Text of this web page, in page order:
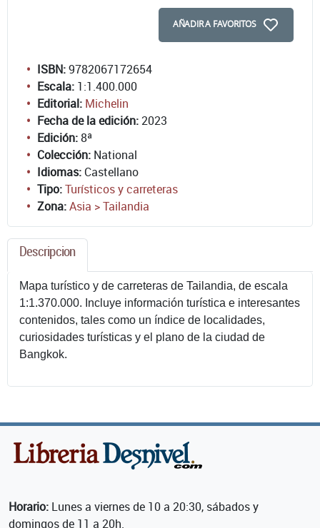
AÑADIR A FAVORITOS
ISBN:9782067172654
Escala: 1:1.400.000
Editorial: Michelin
Fecha de la edición:2023
Edición:8ª
Colección: National
Idiomas: Castellano
Tipo:Turísticos y carreteras
Zona:Asia > Tailandia
Descripcion
Mapa turístico y de carreteras de Tailandia, de escala
1:1.370.000. Incluye información turística e interesantes
contenidos, tales como un índice de localidades,
curiosidades turísticas y el plano de la ciudad de
Bangkok.
Horario: Lunes a viernes de 10 a 20:30, sábados y
domingos de 11 a 20h.